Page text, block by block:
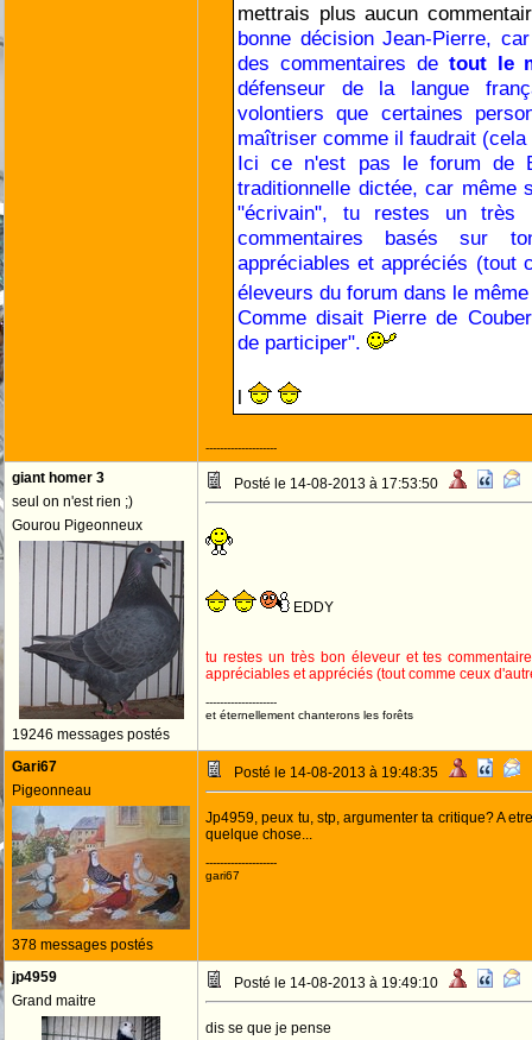
mettrais plus aucun
bonne décision Jean-Pierre,
des commentaires de tout le
défenseur de la langue
volontiers que certaines
maîtriser comme il faudrait
Ici ce n'est pas le forum de
traditionnelle dictée, car même
"écrivain", tu restes un très
commentaires basés sur
appréciables et appréciés (tout
éleveurs du forum dans le
Comme disait Pierre de
de participer".
l
--------------------
giant homer 3
seul on n'est rien ;)
Gourou Pigeonneux
19246 messages postés
Posté le 14-08-2013 à 17:53:50
EDDY
tu restes un très bon éleveur et tes
appréciables et appréciés (tout comme ceux
--------------------
et éternellement chanterons les forêts
Gari67
Pigeonneau
378 messages postés
Posté le 14-08-2013 à 19:48:35
Jp4959, peux tu, stp, argumenter ta critique? A
quelque chose...
--------------------
gari67
jp4959
Grand maitre
Posté le 14-08-2013 à 19:49:10
dis se que je pense